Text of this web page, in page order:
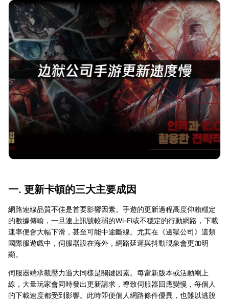
一. 更新卡頓的三大主要成因
網路連線品質不佳是首要影響因素。手遊的更新過程高度仰賴穩定
的數據傳輸，一旦連上訊號較弱的Wi-Fi或不穩定的行動網路，下載
速率便會大幅下滑，甚至可能中途斷線。尤其在《邊獄公司》這類
國際服遊戲中，伺服器設在海外，網路延遲與抖動現象會更加明
顯。
伺服器端承載壓力過大同樣是關鍵因素。每當新版本或活動剛上
線，大量玩家會同時發出更新請求，導致伺服器回應變慢，每個人
的下載速度都受到影響。此時即便個人網路條件優異，也難以逃脫